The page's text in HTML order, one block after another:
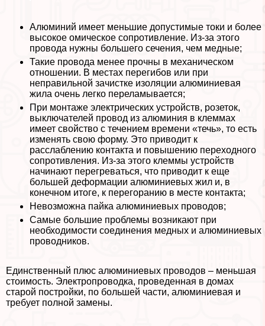
Алюминий имеет меньшие допустимые токи и более
высокое омическое сопротивление. Из-за этого
провода нужны большего сечения, чем медные;
Такие провода менее прочны в механическом
отношении. В местах перегибов или при
неправильной зачистке изоляции алюминиевая
жила очень легко переламывается;
При монтаже электрических устройств, розеток,
выключателей провод из алюминия в клеммах
имеет свойство с течением времени «течь», то есть
изменять свою форму. Это приводит к
расслаблению контакта и повышению переходного
сопротивления. Из-за этого клеммы устройств
начинают перегреваться, что приводит к еще
большей деформации алюминиевых жил и, в
конечном итоге, к перегоранию в месте контакта;
Невозможна пайка алюминиевых проводов;
Самые большие проблемы возникают при
необходимости соединения медных и алюминиевых
проводников.
Единственный плюс алюминиевых проводов – меньшая
стоимость. Электропроводка, проведенная в домах
старой постройки, по большей части, алюминиевая и
требует полной замены.